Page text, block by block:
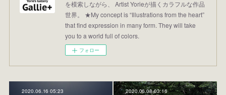
を模索しながら、 Artist Yorieが描くカラフルな作品
世界。 ★My concept is “Illustrations from the heart”
that find expression in many form. They will take
you to a world full of colors.
フォロー
2020.06.16 05:23 2020.06.08 03:16